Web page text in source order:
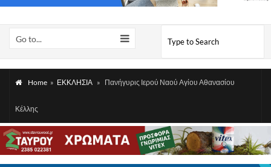
Go to...
Home » ΕΚΚΛΗΣΙΑ » Πανήγυρις Ιερού Ναού Αγίου Αθανασίου
Κέλλης